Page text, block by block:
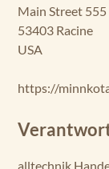
Tr
ax
xis
de
Main Street 555
53403 Racine
USA
https://
alltechnik